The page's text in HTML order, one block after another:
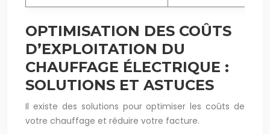
OPTIMISATION DES COÛTS
D’EXPLOITATION DU
CHAUFFAGE ÉLECTRIQUE :
SOLUTIONS ET ASTUCES
Il existe des solutions pour optimiser les coûts de
votre chauffage et réduire votre facture.